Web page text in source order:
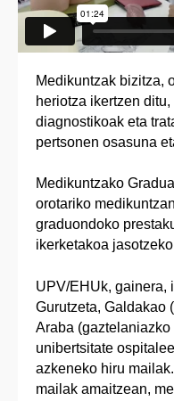
Medikuntzak bizitza,
heriotza ikertzen
diagnostikoak eta
pertsonen osasuna
Medikuntzako
orotariko
graduondoko
ikerketakoa
UPV/EHUk, gainera,
Gurutzeta, Galdakao
Araba
unibertsitate
azkeneko hiru
mailak amaitzean,